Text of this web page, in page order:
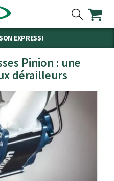
EXPRESS!
Pinion : une
dérailleurs